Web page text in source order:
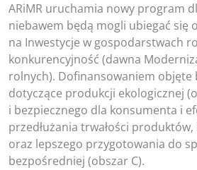
ARiMR uruchamia nowy program
niebawem będą mogli ubiegać się
na Inwestycje w gospodarstwach
konkurencyjność (dawna
rolnych). Dofinansowaniem objęte
dotyczące produkcji ekologicznej
i bezpiecznego dla konsumenta i
przedłużania trwałości
oraz lepszego przygotowania do
bezpośredniej (obszar C).